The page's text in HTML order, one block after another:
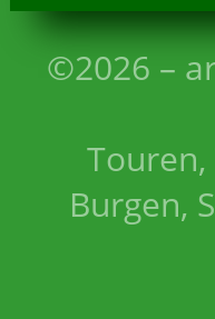
©2026 –
Burgen,